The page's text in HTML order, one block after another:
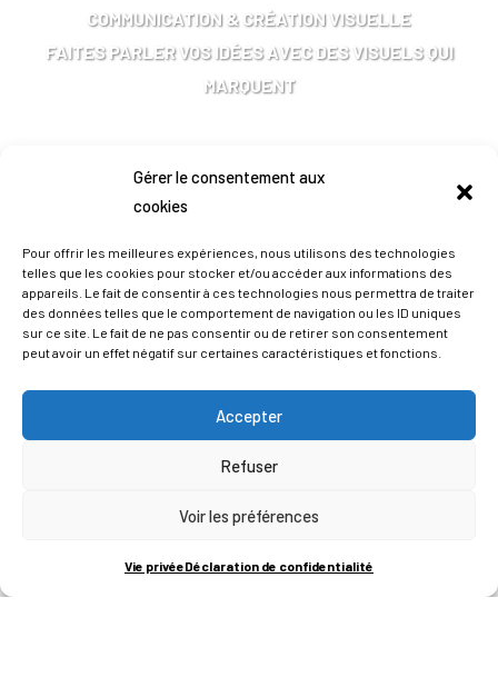
Gérer le consentement aux
cookies
Pour offrir les meilleures expériences, nous utilisons des technologies
telles que les cookies pour stocker et/ou accéder aux informations des
appareils. Le fait de consentir à ces technologies nous permettra de traiter
des données telles que le comportement de navigation ou les ID uniques
sur ce site. Le fait de ne pas consentir ou de retirer son consentement
peut avoir un effet négatif sur certaines caractéristiques et fonctions.
Accepter
Refuser
Voir les préférences
Vie privéeDéclaration de confidentialité
COMMUNICATION & CRÉATION VISUELLE
FAITES PARLER VOS IDÉES AVEC DES VISUELS QUI
MARQUENT
Midjourney
LE22/102026
Découvrez comment rédiger des prompts efficaces pour
l’intelligence artificielle Midjourney.